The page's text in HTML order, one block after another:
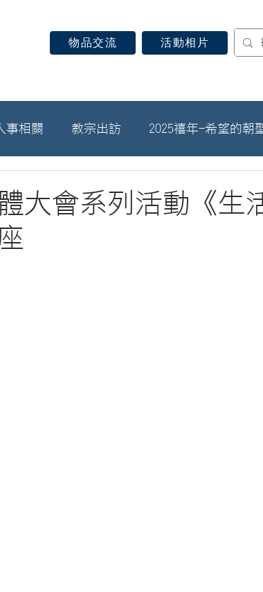
物品交流 活動相片
事相關 教宗出訪 2025禧年-希望的朝
大會系列活動《生